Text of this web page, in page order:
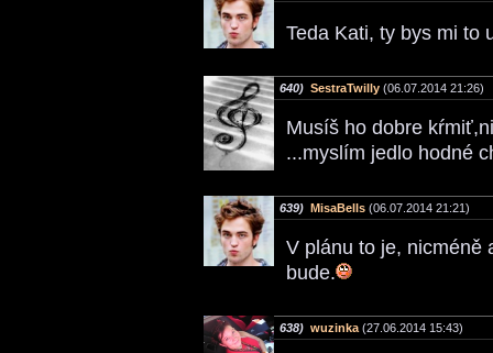
Teda Kati, ty bys mi to
640) SestraTwilly (06.07.2014 21:26)
Musíš ho dobre
...myslím jedlo hodné
639) MisaBells (06.07.2014 21:21)
V plánu to je, nicméně
bude.
638) wuzinka (27.06.2014 15:43)